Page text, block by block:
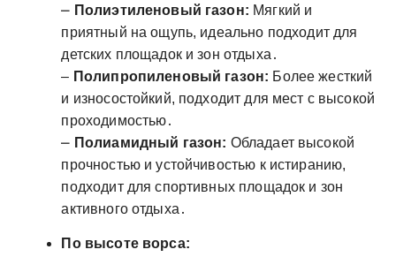
⎼ Полиэтиленовый газон: Мягкий и
приятный на ощупь, идеально подходит для
детских площадок и зон отдыха․
‒ Полипропиленовый газон: Более жесткий
и износостойкий, подходит для мест с высокой
проходимостью․
⎼ Полиамидный газон: Обладает высокой
прочностью и устойчивостью к истиранию,
подходит для спортивных площадок и зон
активного отдыха․
По высоте ворса: